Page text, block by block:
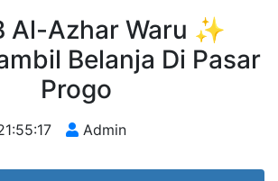
Al-Azhar Waru ✨
Belanja Di Pasar
Progo
Admin